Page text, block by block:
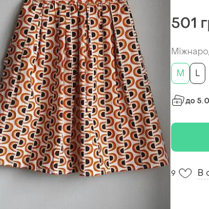
501
M
L
до
9 В